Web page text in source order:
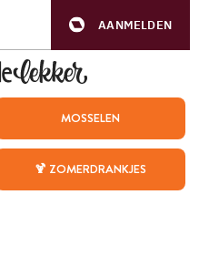
AANMELDEN
MOSSELEN
🍹 ZOMERDRANKJES